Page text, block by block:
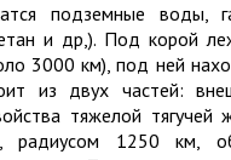
подземные воды,
и др,). Под корой
3000 км), под ней
из двух частей:
тяжелой тягучей
радиусом 1250 км,